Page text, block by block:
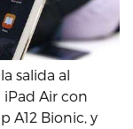
salida al
Air con
A12 Bionic, y